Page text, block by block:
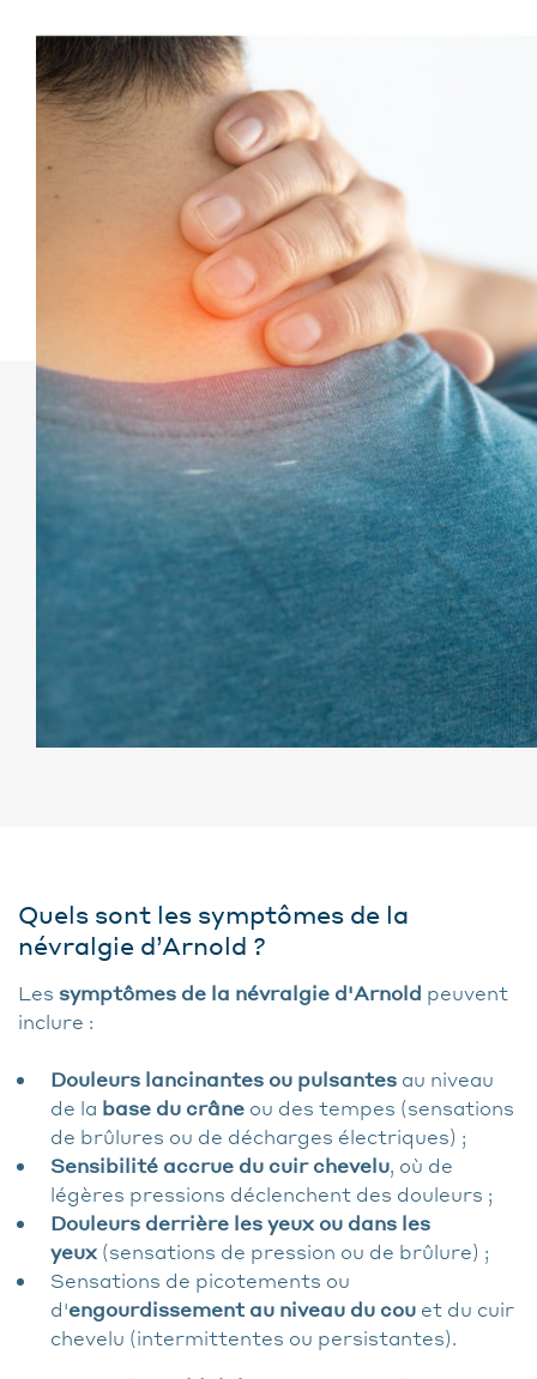
Quels sont les symptômes de la
névralgie d’Arnold ?
Les symptômes de la névralgie d'Arnold peuvent
inclure :
Douleurs lancinantes ou pulsantes au niveau
de la base du crâne ou des tempes (sensations
de brûlures ou de décharges électriques) ;
Sensibilité accrue du cuir chevelu, où de
légères pressions déclenchent des douleurs ;
Douleurs derrière les yeux ou dans les
yeux (sensations de pression ou de brûlure) ;
Sensations de picotements ou
d'engourdissement au niveau du cou et du cuir
chevelu (intermittentes ou persistantes).